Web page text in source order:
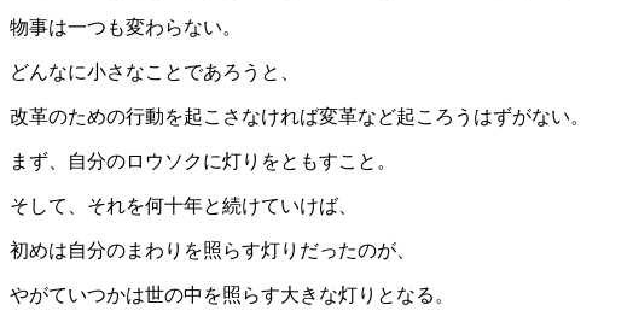
物事は一つも変わらない。
どんなに小さなことであろうと、
改革のための行動を起こさなければ変革など起ころうはずがない。
まず、自分のロウソクに灯りをともすこと。
そして、それを何十年と続けていけば、
初めは自分のまわりを照らす灯りだったのが、
やがていつかは世の中を照らす大きな灯りとなる。